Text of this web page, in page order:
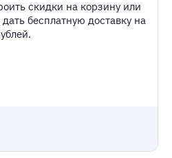
скидки на корзину или
бесплатную доставку на